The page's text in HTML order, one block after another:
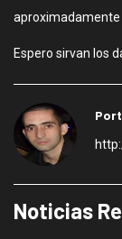
aproximadamente
Espero sirvan los
Noticias